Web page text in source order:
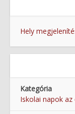
Hely
Kategória
Iskolai napok